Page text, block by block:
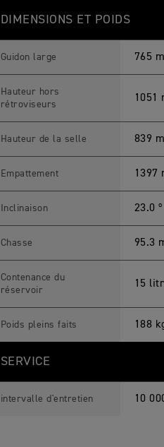
DIMENSIONS ET POIDS
Guidon large 765
Hauteur hors
rétroviseurs
1051
Hauteur de la selle 839
Empattement 1397
Inclinaison 23.0 º
Chasse 95.3
Contenance du
réservoir
15
Poids pleins faits 188
SERVICE
intervalle d'entretien 10